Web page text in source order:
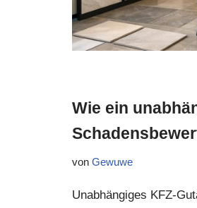
Wie ein
von Gewuwe
Unabhängiges KFZ-